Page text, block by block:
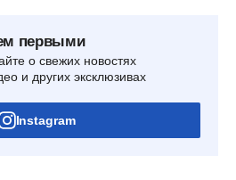
первыми
о свежих новостях
и других эксклюзивах
Instagram